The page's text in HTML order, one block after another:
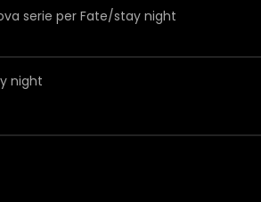
serie per Fate/stay night
night